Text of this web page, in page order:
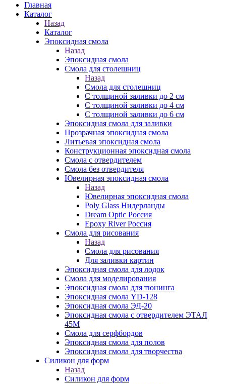
Главная
Каталог
Назад
Каталог
Эпоксидная смола
Назад
Эпоксидная смола
Смола для столешниц
Назад
Смола для столешниц
С толщиной заливки до 2 см
С толщиной заливки до 4 см
С толщиной заливки до 6 см
Эпоксидная смола для заливки
Прозрачная эпоксидная смола
Литьевая эпоксидная смола
Конструкционная эпоксидная смола
Смола с отвердителем
Смола без отвердителя
Ювелирная эпоксидная смола
Назад
Ювелирная эпоксидная смола
Poly Glass Нидерланды
Dream Optic Россия
Epoxy River Россия
Смола для рисования
Назад
Смола для рисования
Для заливки картин
Эпоксидная смола для лодок
Смола для моделирования
Эпоксидная смола для тюнинга
Эпоксидная смола YD-128
Эпоксидная смола ЭД-20
Эпоксидная смола с отвердителем ЭТАЛ
45М
Смола для серфбордов
Эпоксидная смола для полов
Эпоксидная смола для творчества
Силикон для форм
Назад
Силикон для форм